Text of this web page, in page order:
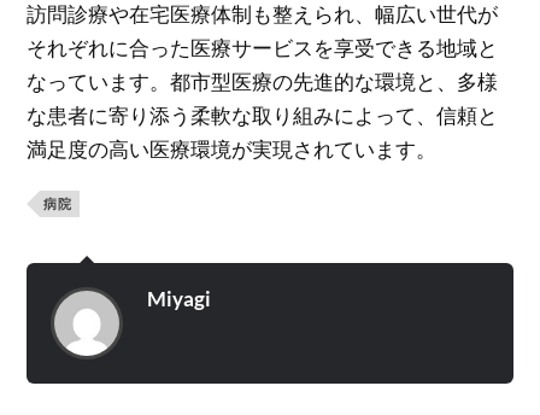
訪問診療や在宅医療体制も整えられ、幅広い世代が
それぞれに合った医療サービスを享受できる地域と
なっています。都市型医療の先進的な環境と、多様
な患者に寄り添う柔軟な取り組みによって、信頼と
満足度の高い医療環境が実現されています。
病院
Miyagi